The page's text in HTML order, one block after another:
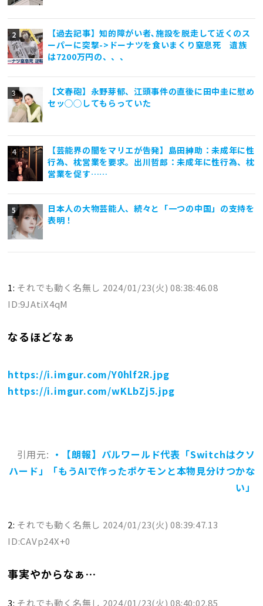
【過去記事】知的障がい者､施設を脱走して近くのス
ーパーに突撃->ドーナツを食いまくり窒息死 遺族
は7200万円の、、、
【文春砲】永野芽郁、江頭事件の直後に田中圭に慰め
セッ◯◯してもらっていた
【芸能界の闇をマリエが告発】島田紳助：未成年に性
行為、枕営業を要求。出川哲郎：未成年に性行為、枕
営業を促す……
日本人の大物芸能人、続々と「一つの中国」の支持を
表明！
1: それでも動く名無し 2024/01/23(火) 08:38:46.08
ID:9JAtiX4qM
なるほどなぁ
https://i.imgur.com/Y0hlf2R.jpg
https://i.imgur.com/wKLbZj5.jpg
引用元: ・【朗報】パルワールド代表「Switchはクソ
ハード」「もうAIで作ったポケモンと本物見分けつかな
い」
2: それでも動く名無し 2024/01/23(火) 08:39:47.13
ID:CAVp24X+0
事実やからなぁ…
3: それでも動く名無し 2024/01/23(火) 08:40:02.85